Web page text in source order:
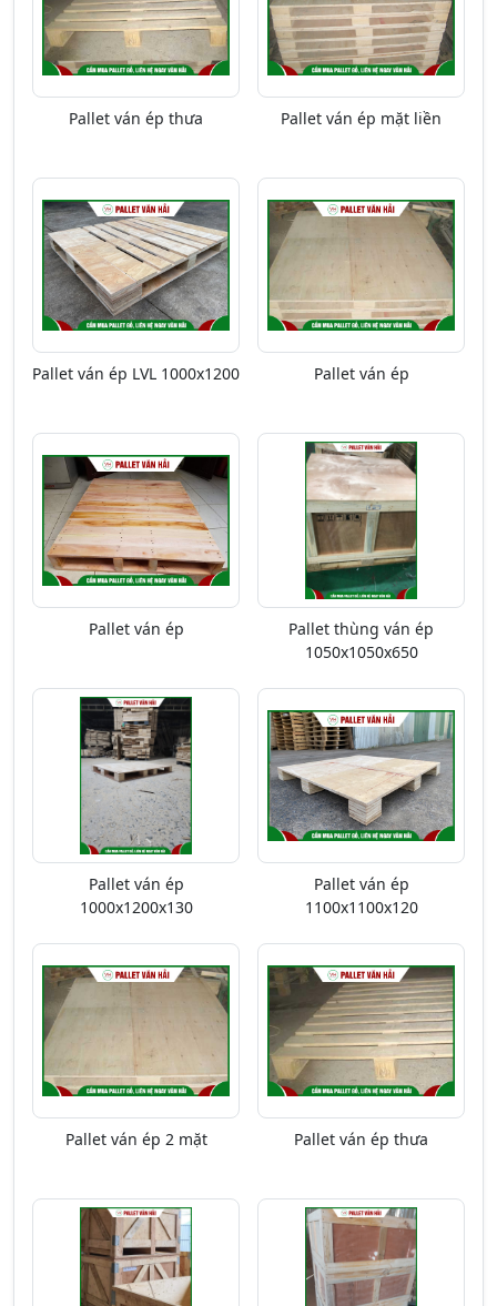
Pallet ván ép thưa Pallet ván ép mặt liền
Pallet ván ép LVL 1000x1200 Pallet ván ép
Pallet ván ép
Pallet thùng ván ép
1050x1050x650
Pallet ván ép
1000x1200x130
Pallet ván ép
1100x1100x120
Pallet ván ép 2 mặt Pallet ván ép thưa